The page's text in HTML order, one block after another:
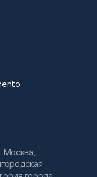
Москва,